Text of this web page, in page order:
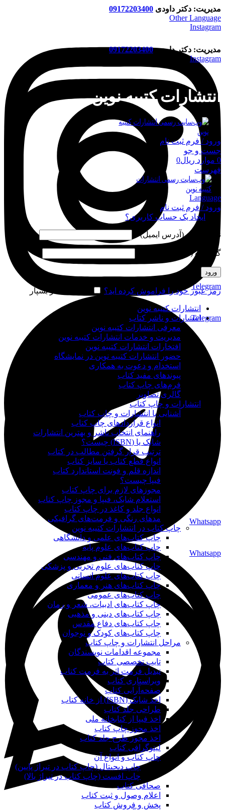
مدیریت: دکتر داودی 09172203400
Other Language
Instagram
Telegram
Whatsapp
مدیریت: دکتر داودی09172203400
Instagram
Telegram
Whatsapp
انتشارات کتیبه نوین
ورود / فرم ثبت نام
جست و جو
0 موارد ریال0
فهرست
Language
ورود / فرم ثبت نام
ورود
ایجاد یک حساب کاربری؟
نام کاربری (آدرس ایمیل)
گذرواژه (شماره موبایل)
ورود
رمز عبور خود را فراموش کرده اید؟ مرا به خاطر بسپار
انتشارات کتیبه نوین
انتشارات و ناشر کتاب
معرفی انتشارات کتیبه نوین
مدیریت و خدمات انتشارات کتیبه نوین
افتخارات انتشارات کتیبه نوین
حضور انتشارات کتیبه نوین در نمایشگاه‌
استخدام و دعوت به همکاری
پیوندهای مفید کتاب
فرم‌های چاپ کتاب
گالری تصاویر
انتشارات و چاپ کتاب
آشنایی با انتشارات و چاپ کتاب
انواع قراردادهای چاپ کتاب
راهنمای انتخاب ناشر و بهترین انتشارات
شابک یا (ISBN) چیست؟
ترتیب قرار گرفتن مطالب در کتاب
انواع قطع کتاب یا سایز کتاب
اندازه قلم و فونت استاندارد کتاب
فیپا چیست؟
مجوزهای لازم برای چاپ کتاب
استعلام شابک، فیپا و مجوز چاپ کتاب
انواع جلد و کاغذ در چاپ کتاب
مدهای رنگی و فرمت‌های گرافیکی
چاپ کتاب در انتشارات کتیبه نوین
چاپ کتاب‌های علمی و دانشگاهی
چاپ کتاب‌های علوم پایه
چاپ کتاب‌های فنی و مهندسی
چاپ کتاب‌های علوم تجربی و پزشکی
چاپ کتاب‌های علوم انسانی
چاپ کتاب‌های هنر و معماری
چاپ کتاب‌های عمومی
چاپ کتاب‌های ادبیات، شعر و رمان
چاپ کتاب‌های دینی و مذهبی
چاپ کتاب‌های دفاع مقدس
چاپ کتاب‌های کودک و نوجوان
مراحل انتشارات و چاپ کتاب
مجموعه اقدامات نویسندگان
تایپ تخصصی کتاب
تبدیل فرمت اثر به فرمت کتاب
ویراستاری کتاب
صفحه‌آرایی کتاب
اخذ شابک (ISBN) از خانه کتاب
طراحی جلد کتاب
اخذ فیپا از کتابخانه ملی
اخذ مجوز چاپ کتاب
اخذ مجوز طرح جلد کتاب
لیتوگرافی کتاب
چاپ کتاب و انواع آن
چاپ دیجیتال (چاپ کتاب در تیراژ پایین)
چاپ افست (چاپ کتاب در تیراژ بالا)
صحافی کتاب
اعلام وصول و ثبت کتاب
پخش و فروش کتاب